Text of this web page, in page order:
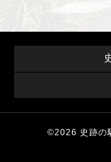
©2026 史跡